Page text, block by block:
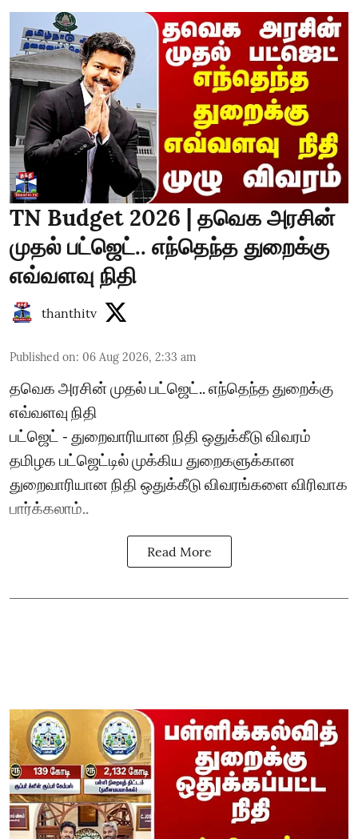
TN Budget 2026 | தவெக அரசின்
முதல் பட்ஜெட்.. எந்தெந்த துறைக்கு
எவ்வளவு நிதி
thanthitv
Published on: 06 Aug 2026, 2:33 am
தவெக அரசின் முதல் பட்ஜெட்.. எந்தெந்த துறைக்கு
எவ்வளவு நிதி
பட்ஜெட் - துறைவாரியான நிதி ஒதுக்கீடு விவரம்
தமிழக பட்ஜெட்டில் முக்கிய துறைகளுக்கான
துறைவாரியான நிதி ஒதுக்கீடு விவரங்களை விரிவாக
பார்க்கலாம்..
Read More